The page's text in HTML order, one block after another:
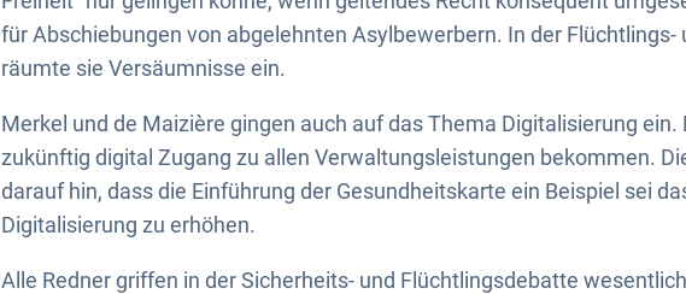
für Abschiebungen von abgelehnten Asylbewerbern. In der
räumte sie Versäumnisse ein.
Merkel und de Maizière gingen auch auf das Thema Digitalisierung ein.
zukünftig digital Zugang zu allen Verwaltungsleistungen bekommen.
darauf hin, dass die Einführung der Gesundheitskarte ein Beispiel sei
Digitalisierung zu erhöhen.
Alle Redner griffen in der Sicherheits- und Flüchtlingsdebatte